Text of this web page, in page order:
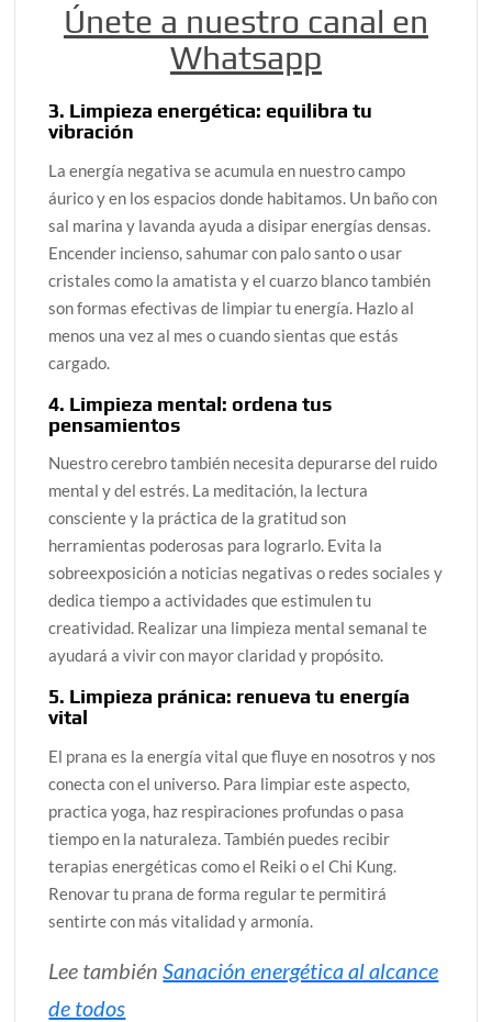
Únete a nuestro canal en
Whatsapp
3. Limpieza energética: equilibra tu
vibración
La energía negativa se acumula en nuestro campo
áurico y en los espacios donde habitamos. Un baño con
sal marina y lavanda ayuda a disipar energías densas.
Encender incienso, sahumar con palo santo o usar
cristales como la amatista y el cuarzo blanco también
son formas efectivas de limpiar tu energía. Hazlo al
menos una vez al mes o cuando sientas que estás
cargado.
4. Limpieza mental: ordena tus
pensamientos
Nuestro cerebro también necesita depurarse del ruido
mental y del estrés. La meditación, la lectura
consciente y la práctica de la gratitud son
herramientas poderosas para lograrlo. Evita la
sobreexposición a noticias negativas o redes sociales y
dedica tiempo a actividades que estimulen tu
creatividad. Realizar una limpieza mental semanal te
ayudará a vivir con mayor claridad y propósito.
5. Limpieza pránica: renueva tu energía
vital
El prana es la energía vital que fluye en nosotros y nos
conecta con el universo. Para limpiar este aspecto,
practica yoga, haz respiraciones profundas o pasa
tiempo en la naturaleza. También puedes recibir
terapias energéticas como el Reiki o el Chi Kung.
Renovar tu prana de forma regular te permitirá
sentirte con más vitalidad y armonía.
Lee tambiénSanación energética al alcance
de todos